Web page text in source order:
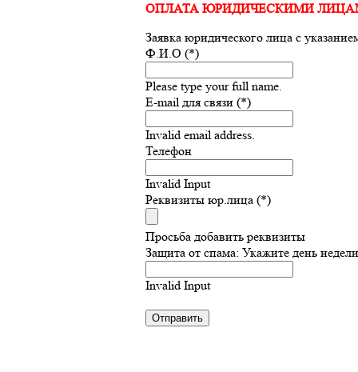
ОПЛАТА ЮРИДИЧЕСКИМИ
Заявка юридического лица с
Ф.И.О (*)
Please type your full name.
E-mail для связи (*)
Invalid email address.
Телефон
Invalid Input
Реквизиты юр.лица (*)
Просьба добавить реквизиты
Защита от спама: Укажите день
Invalid Input